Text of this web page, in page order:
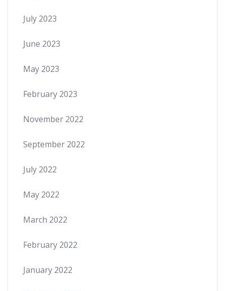
July 2023
June 2023
May 2023
February 2023
November 2022
September 2022
July 2022
May 2022
March 2022
February 2022
January 2022